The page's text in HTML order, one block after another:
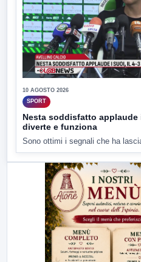
10 AGOSTO 2026
SPORT
Nesta soddisfatto
diverte e funziona
Sono ottimi i segnali che ha